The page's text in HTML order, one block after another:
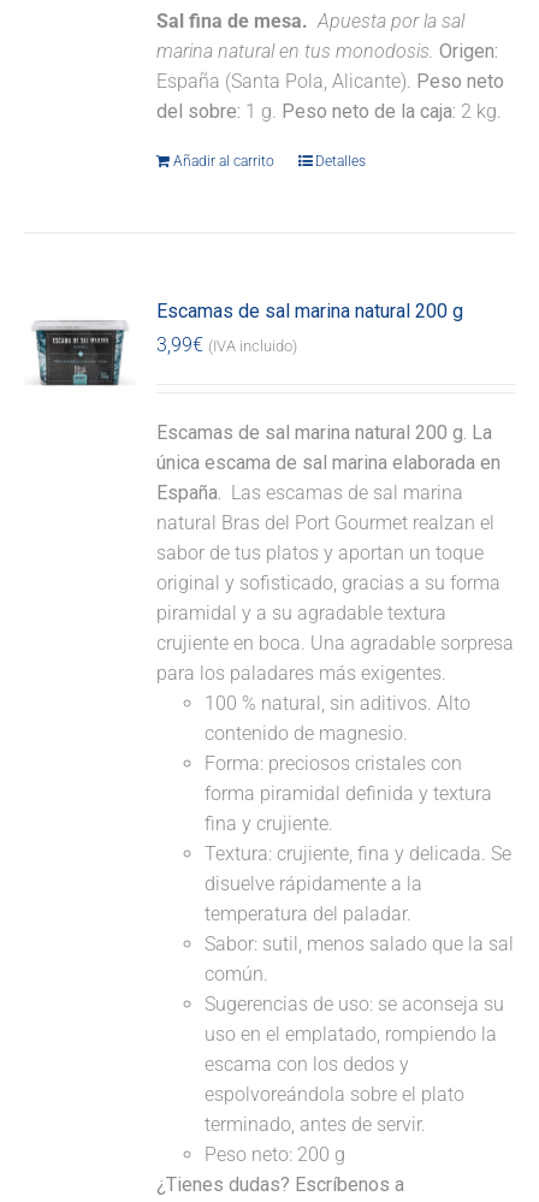
Sal fina de mesa. Apuesta por la sal
marina natural en tus monodosis. Origen:
España (Santa Pola, Alicante). Peso neto
del sobre: 1 g. Peso neto de la caja: 2 kg.
Añadir al carrito Detalles
Escamas de sal marina natural 200 g
3,99€ (IVA incluido)
Escamas de sal marina natural 200 g. La
única escama de sal marina elaborada en
España. Las escamas de sal marina
natural Bras del Port Gourmet realzan el
sabor de tus platos y aportan un toque
original y sofisticado, gracias a su forma
piramidal y a su agradable textura
crujiente en boca. Una agradable sorpresa
para los paladares más exigentes.
100 % natural, sin aditivos. Alto
contenido de magnesio.
Forma: preciosos cristales con
forma piramidal definida y textura
fina y crujiente.
Textura: crujiente, fina y delicada. Se
disuelve rápidamente a la
temperatura del paladar.
Sabor: sutil, menos salado que la sal
común.
Sugerencias de uso: se aconseja su
uso en el emplatado, rompiendo la
escama con los dedos y
espolvoreándola sobre el plato
terminado, antes de servir.
Peso neto: 200 g
¿Tienes dudas? Escríbenos a